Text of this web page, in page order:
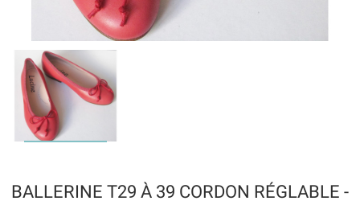
BALLERINE T29 À 39 CORDON RÉGLABLE -